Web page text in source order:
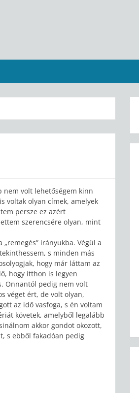
nem volt lehetőségem kinn
voltak olyan címek, amelyek
persze ez azért
szerencsére olyan, mint
irányukba. Végül a
s minden más
hogy már láttam az
hogy itthon is legyen
Onnantól pedig nem volt
véget ért, de volt olyan,
az idő vasfoga, s én voltam
követek, amelyből legalább
akkor gondot okozott,
s ebből fakadóan pedig